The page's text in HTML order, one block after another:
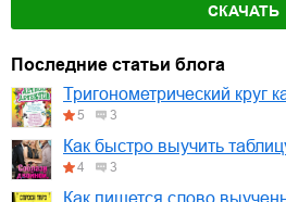
СКАЧАТЬ
Последние статьи блога
Тригонометрический круг
5 3
Как быстро выучить
4 3
Как пишется слово